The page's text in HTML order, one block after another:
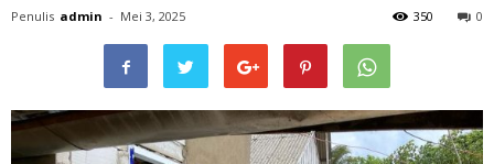
Penulis admin - Mei 3, 2025 0
350